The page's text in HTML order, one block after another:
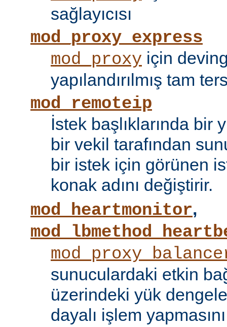
sağlayıcısı
mod_proxy_express
mod_proxy için
yapılandırılmış tam
mod_remoteip
İstek başlıklarında bir
bir vekil tarafından
bir istek için görünen
konak adını değiştirir.
mod_heartmonitor,
sunuculardaki etkin
üzerindeki yük
dayalı işlem